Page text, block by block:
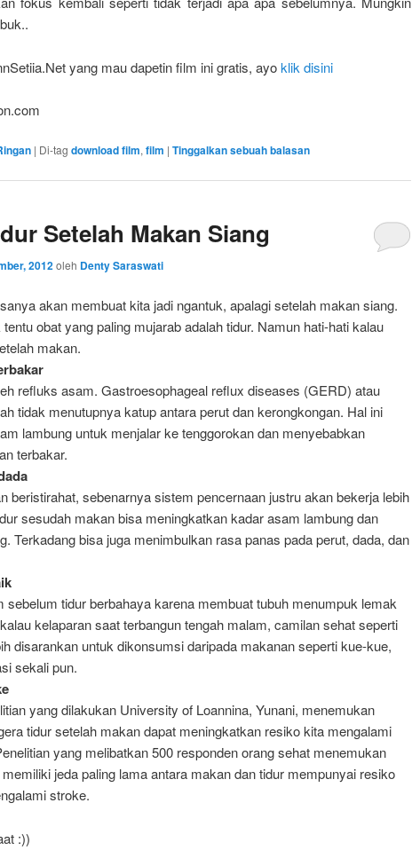
yang mau dapetin film ini gratis, ayoklik disini
| Di-tag download film, film | Tinggalkan sebuah balasan
Setelah Makan Siang
2012oleh Denty Saraswati
akan membuat kita jadi ngantuk, apalagi setelah makan siang.
obat yang paling mujarab adalah tidur. Namun hati-hati kalau
makan.
refluks asam. Gastroesophageal reflux diseases (GERD) atau
tidak menutupnya katup antara perut dan kerongkongan. Hal ini
lambung untuk menjalar ke tenggorokan dan menyebabkan
terbakar.
beristirahat, sebenarnya sistem pencernaan justru akan bekerja lebih
sesudah makan bisa meningkatkan kadar asam lambung dan
Terkadang bisa juga menimbulkan rasa panas pada perut, dada, dan
sebelum tidur berbahaya karena membuat tubuh menumpuk lemak
kelaparan saat terbangun tengah malam, camilan sehat seperti
disarankan untuk dikonsumsi daripada makanan seperti kue-kue,
sekali pun.
yang dilakukan University of Loannina, Yunani, menemukan
tidur setelah makan dapat meningkatkan resiko kita mengalami
yang melibatkan 500 responden orang sehat menemukan
jeda paling lama antara makan dan tidur mempunyai resiko
stroke.
:))